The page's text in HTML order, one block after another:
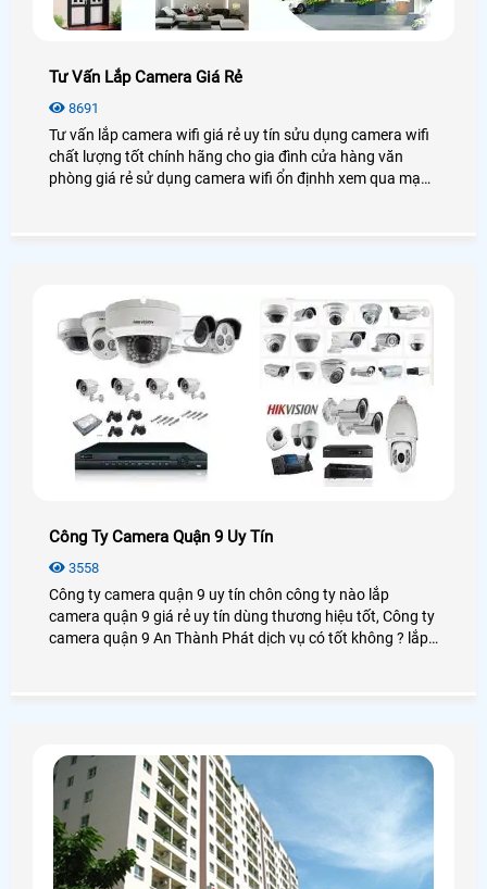
Tư Vấn Lắp Camera Giá Rẻ
8691
Tư vấn lắp camera wifi giá rẻ uy tín sửu dụng camera wifi
chất lượng tốt chính hãng cho gia đình cửa hàng văn
phòng giá rẻ sử dụng camera wifi ổn địnhh xem qua mạng
Công Ty Camera Quận 9 Uy Tín
3558
Công ty camera quận 9 uy tín chôn công ty nào lắp
camera quận 9 giá rẻ uy tín dùng thương hiệu tốt, Công ty
camera quận 9 An Thành Phát dịch vụ có tốt không ? lắp